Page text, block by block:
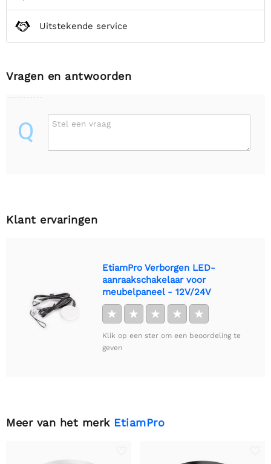
Uitstekende service
Vragen en antwoorden
Q Stel een vraag
Klant ervaringen
EtiamPro Verborgen LED-
aanraakschakelaar voor
meubelpaneel - 12V/24V
★ ★ ★ ★ ★
Klik op een ster om een beoordeling te
geven
Meer van het merk EtiamPro